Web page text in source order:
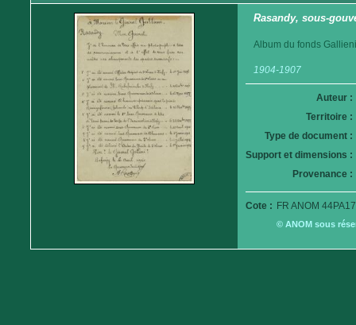
Rasandy, sous-
Album du fonds
1904-1907
Auteur :
Territoire :
Type de document :
Support et dimensions :
Provenance :
Cote : FR ANOM
© ANOM sous